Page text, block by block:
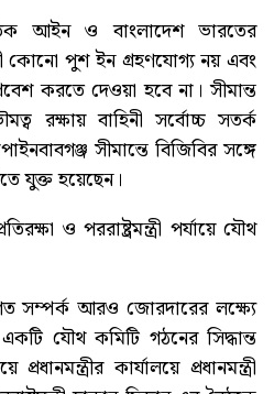
আইন ও বাংলাদেশ ভারতের
কোনো পুশ ইন গ্রহণযোগ্য নয় এবং
করতে দেওয়া হবে না। সীমান্ত
রক্ষায় বাহিনী সর্বোচ্চ সতর্ক
সীমান্তে বিজিবির সঙ্গে
যুক্ত হয়েছেন।
ও পররাষ্ট্রমন্ত্রী পর্যায়ে যৌথ
সম্পর্ক আরও জোরদারের লক্ষ্যে
একটি যৌথ কমিটি গঠনের সিদ্ধান্ত
কার্যালয়ে প্রধানমন্ত্রী